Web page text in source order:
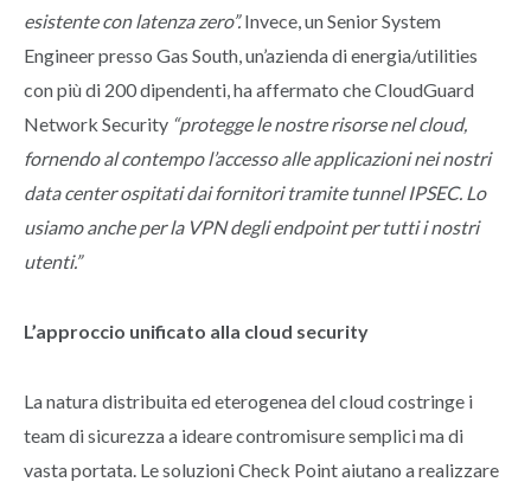
esistente con latenza zero”.Invece, un Senior System
Engineer presso Gas South, un’azienda di energia/utilities
con più di 200 dipendenti, ha affermato che CloudGuard
Network Security “protegge le nostre risorse nel cloud,
fornendo al contempo l’accesso alle applicazioni nei nostri
data center ospitati dai fornitori tramite tunnel IPSEC. Lo
usiamo anche per la VPN degli endpoint per tutti i nostri
utenti.”
L’approccio unificato alla cloud security
La natura distribuita ed eterogenea del cloud costringe i
team di sicurezza a ideare contromisure semplici ma di
vasta portata. Le soluzioni Check Point aiutano a realizzare